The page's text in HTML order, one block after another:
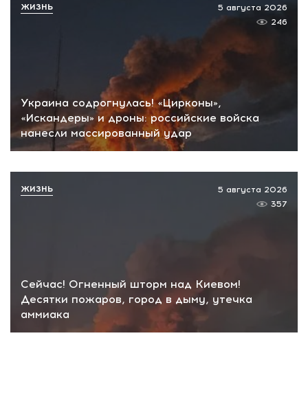
Украина содрогнулась! «Цирконы»,
«Искандеры» и дроны: российские войска
нанесли массированный удар
5 августа 2026
246
ЖИЗНЬ
Сейчас! Огненный шторм над Киевом!
Десятки пожаров, город в дыму, утечка
аммиака
5 августа 2026
357
ЖИЗНЬ